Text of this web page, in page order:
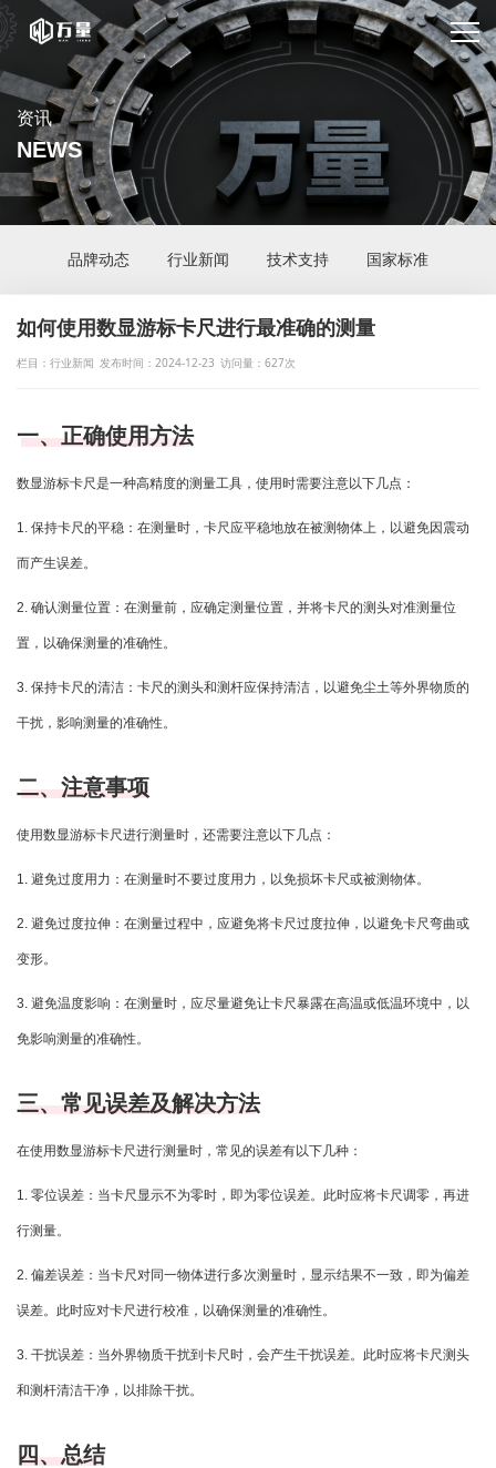
资讯
NEWS
品牌动态 行业新闻 技术支持 国家标准
如何使用数显游标卡尺进行最准确的测量
栏目：行业新闻 发布时间：2024-12-23 访问量：627次
一、正确使用方法
数显游标卡尺是一种高精度的测量工具，使用时需要注意以下几点：
1. 保持卡尺的平稳：在测量时，卡尺应平稳地放在被测物体上，以避免因震动
而产生误差。
2. 确认测量位置：在测量前，应确定测量位置，并将卡尺的测头对准测量位
置，以确保测量的准确性。
3. 保持卡尺的清洁：卡尺的测头和测杆应保持清洁，以避免尘土等外界物质的
干扰，影响测量的准确性。
二、注意事项
使用数显游标卡尺进行测量时，还需要注意以下几点：
1. 避免过度用力：在测量时不要过度用力，以免损坏卡尺或被测物体。
2. 避免过度拉伸：在测量过程中，应避免将卡尺过度拉伸，以避免卡尺弯曲或
变形。
3. 避免温度影响：在测量时，应尽量避免让卡尺暴露在高温或低温环境中，以
免影响测量的准确性。
三、常见误差及解决方法
在使用数显游标卡尺进行测量时，常见的误差有以下几种：
1. 零位误差：当卡尺显示不为零时，即为零位误差。此时应将卡尺调零，再进
行测量。
2. 偏差误差：当卡尺对同一物体进行多次测量时，显示结果不一致，即为偏差
误差。此时应对卡尺进行校准，以确保测量的准确性。
3. 干扰误差：当外界物质干扰到卡尺时，会产生干扰误差。此时应将卡尺测头
和测杆清洁干净，以排除干扰。
四、总结